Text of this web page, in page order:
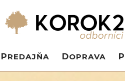
PREDAJŇA DOPRAVA